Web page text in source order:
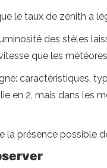
le taux de zénith a
des stèles
que les
caractéristiques,
en 2, mais dans les
la présence